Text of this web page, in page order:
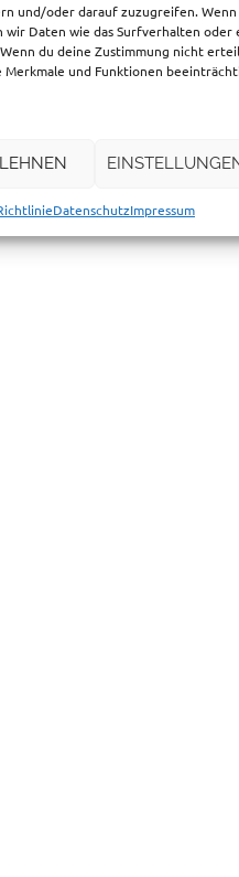
und/oder darauf zuzugreifen. Wenn
wir Daten wie das Surfverhalten oder
du deine Zustimmung nicht
und Funktionen
DatenschutzImpressum
Kommentar speichern.